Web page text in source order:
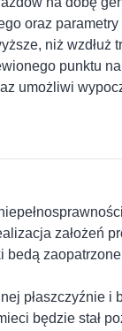
oraz
niż wzdłuż
punktu
umożliwi
założeń
bedą
płaszczyźnie i
będzie stał